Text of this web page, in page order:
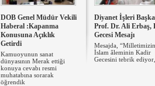
DOB Genel Müdür Vekili
Haberal :Kapanma
Konusuna Açıklık
Getirdi
Kamuoyunun sanat
dünyasının Merak ettiği
konuya cevabı resmi
muhatabına sorarak
öğrendik
Diyanet İşleri
Prof. Dr. Ali Erbaş,
Gecesi Mesajı
Mesajda,
İslam âleminin Kadir
Gecesini tebrik